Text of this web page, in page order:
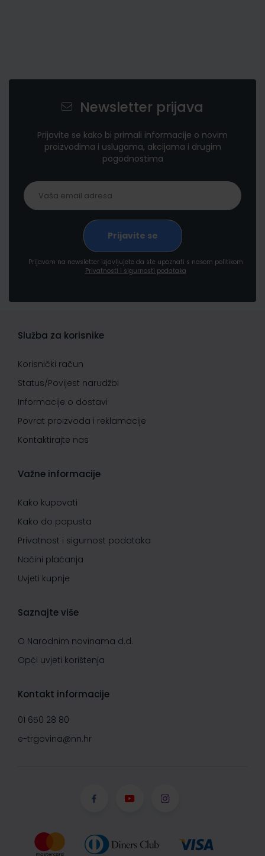
Newsletter prijava
Prijavite se kako bi primali informacije o novim
proizvodima i uslugama, akcijama i drugim
pogodnostima
Prijavom na newsletter izjavljujete da ste upoznati s našom politikom
Privatnosti i sigurnosti podataka
Služba za korisnike
Korisnički račun
Status/Povijest narudžbi
Informacije o dostavi
Povrat proizvoda i reklamacije
Kontaktirajte nas
Važne informacije
Kako kupovati
Kako do popusta
Privatnost i sigurnost podataka
Načini plaćanja
Uvjeti kupnje
Saznajte više
O Narodnim novinama d.d.
Opći uvjeti korištenja
Kontakt informacije
01 650 28 80
e-trgovina@nn.hr